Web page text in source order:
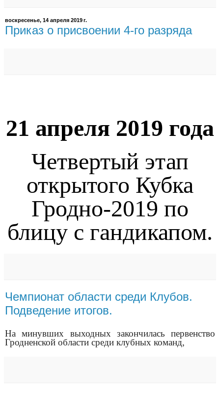
воскресенье, 14 апреля 2019 г.
Приказ о присвоении 4-го разряда
21 апреля 2019 года
Четвертый этап
открытого Кубка
Гродно-2019 по
блицу с гандикапом.
Чемпионат области среди Клубов.
Подведение итогов.
На минувших выходных закончилась первенство
Гродненской области среди клубных команд,